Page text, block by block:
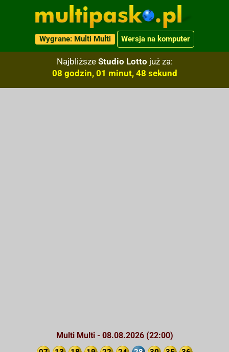
Wygrane: Multi Multi Wersja na komputer
Najbliższe Studio Lotto już za:
08 godzin, 01 minut, 47 sekund
Multi Multi - 08.08.2026 (22:00)